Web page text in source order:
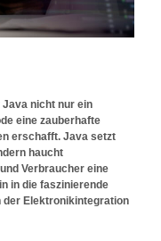
nicht nur ein
eine zauberhafte
erschafft. Java setzt
haucht
Verbraucher eine
in die faszinierende
der Elektronikintegration